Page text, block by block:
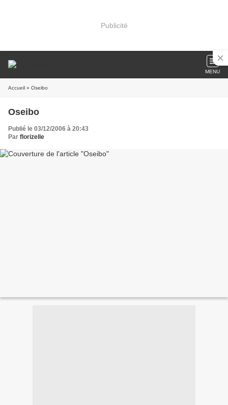
Publicité
MENU
Accueil » Oseibo
Oseibo
Publié le 03/12/2006 à 20:43
Par florizelle